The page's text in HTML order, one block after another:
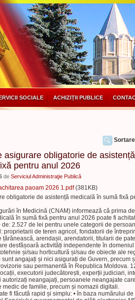
SOCIALE ACHIZIȚII PUBLICE
asigurare obligatorie de asistență
pentru anul 2026
de Serviciul Administraţie Publică
paoam 2026 1.pdf(381KB)
obligatorie de asistență medicală în sumă fixă
în Medicină (CNAM) informează că prima
în sumă fixă pentru anul 2026 poate fi
2.527 de lei pentru unele categorii de
proprietarii de teren agricol, fondatorii de
arendașii, arendatorii, titularii de
desfășoară activități independente în
și/sau horticultură și/sau de obiecte ale
angajați și nici asigurați de Guvern, precum
sau permanentă în Republica Moldova.
executorii judecătorești, experții judiciari,
autorizați neangajați, persoanele neangajate
de familie, precum și nomazii digitali.
fi făcută rapid și simplu: • în baza numărului